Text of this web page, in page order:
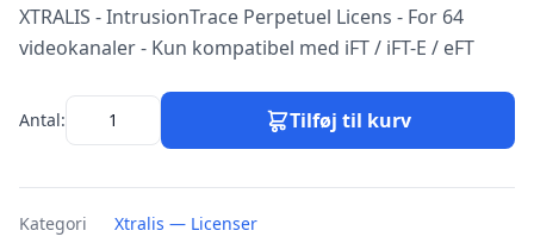
XTRALIS - IntrusionTrace Perpetuel Licens - For 64
videokanaler - Kun kompatibel med iFT / iFT-E / eFT
Antal: Tilføj til kurv
Kategori
Xtralis — Licenser